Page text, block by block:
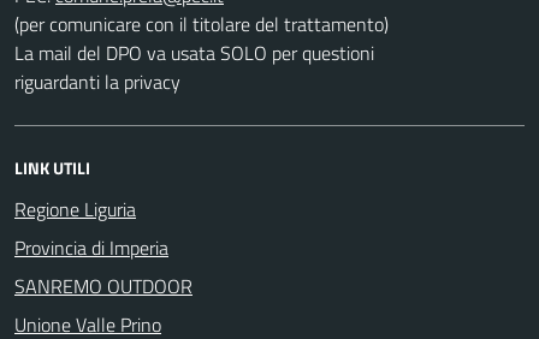
(per comunicare con il titolare del trattamento)
La mail del DPO va usata SOLO per questioni
riguardanti la privacy
LINK UTILI
Regione Liguria
Provincia di Imperia
SANREMO OUTDOOR
Unione Valle Prino